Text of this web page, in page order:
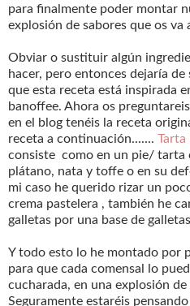
para finalmente poder montar
explosión de sabores que os va
Obviar o sustituir algún
hacer, pero entonces dejaría
que esta receta está inspirada
banoffee. Ahora os
en el blog tenéis la receta
receta a continuación....... Tarta
consiste como en un pie/ tarta
plátano, nata y toffe o en su
mi caso he querido rizar un
crema pastelera , también he
galletas por una base de
Y todo esto lo he montado por
para que cada comensal lo
cucharada, en una explosión
Seguramente estaréis